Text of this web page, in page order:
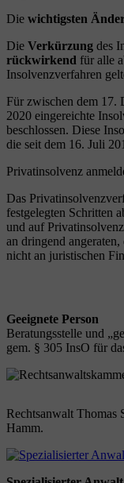
Die wichtigsten
Die Verkürzung des
rückwirkend für alle
Insolvenzverfahren
Für zwischen dem 17.
2020 eingereichte
beschlossen. Diese
die seit dem 16. Juli
Privatinsolvenz
Das
festgelegten Schritten
und auf
an dringend
nicht an juristischen
Geeignete Person
Beratungsstelle und
gem. § 305 InsO für
Rechtsanwalt Thomas
Hamm.